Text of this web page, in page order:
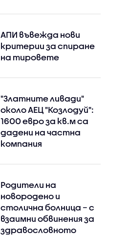
АПИ въвежда нови
критерии за спиране
на тировете
"Златните ливади"
около АЕЦ "Козлодуй":
1600 евро за кв.м са
дадени на частна
компания
Родители на
новородено и
столична болница – с
взаимни обвинения за
здравословното